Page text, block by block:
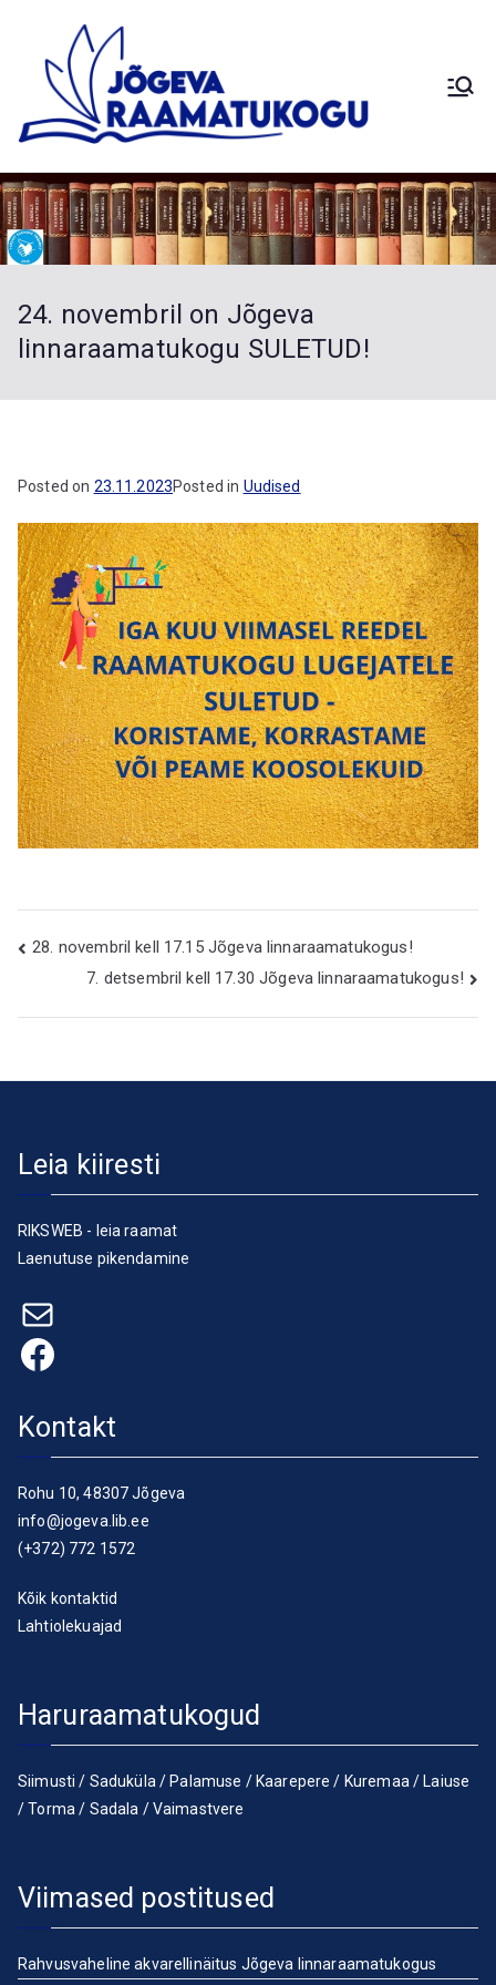
content
eva
Raa
Palamuse
Kuremaa
Laiuse
e
24. novembril on Jõgeva
linnaraamatukogu SULETUD!
Posted on 23.11.2023Posted in Uudised
Navigeerimine
28. novembril kell 17.15 Jõgeva linnaraamatukogus!
7. detsembril kell 17.30 Jõgeva linnaraamatukogus!
Leia kiiresti
RIKSWEB - leia raamat
Laenutuse pikendamine
E-post
Facebook
Kontakt
Rohu 10, 48307 Jõgeva
info@jogeva.lib.ee
(+372) 772 1572
Kõik kontaktid
Lahtiolekuajad
Haruraamatukogud
Siimusti / Saduküla / Palamuse / Kaarepere / Kuremaa / Laiuse
/Torma / Sadala /Vaimastvere
Viimased postitused
Rahvusvaheline akvarellinäitus Jõgeva linnaraamatukogus